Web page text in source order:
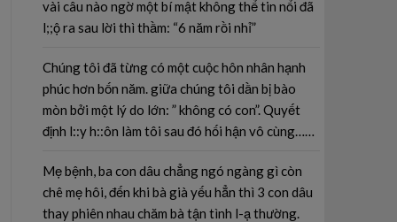
vài câu nào ngờ một bí mật không thể tin nổi đã
l;;ộ ra sau lời thì thầm: “6 năm rồi nhỉ”
Chúng tôi đã từng có một cuộc hôn nhân hạnh
phúc hơn bốn năm. giữa chúng tôi dần bị bào
mòn bởi một lý do lớn: ” không có con”. Quyết
định l::y h::ôn làm tôi sau đó hối hận vô cùng……
Mẹ bệnh, ba con dâu chẳng ngó ngàng gì còn
chê mẹ hôi, đến khi bà già yếu hẳn thì 3 con dâu
thay phiên nhau chăm bà tận tình l-ạ thường.